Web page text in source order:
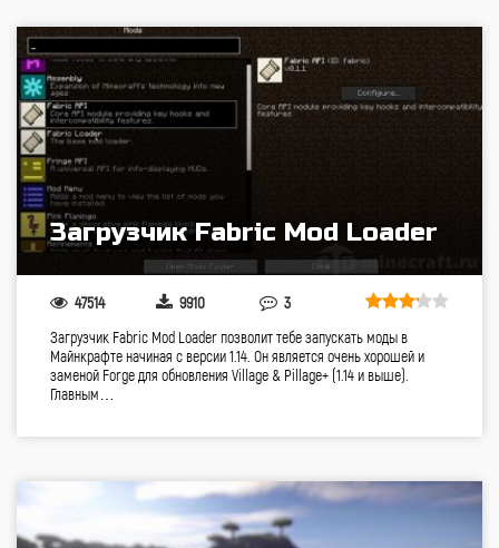
Загрузчик Fabric Mod Loader
47514 9910 3
Загрузчик Fabric Mod Loader позволит тебе запускать моды в
Майнкрафте начиная с версии 1.14. Он является очень хорошей и
заменой Forge для обновления Village & Pillage+ (1.14 и выше).
Главным…